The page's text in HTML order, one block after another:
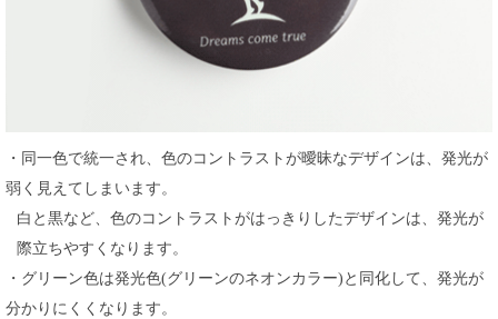
・同一色で統一され、色のコントラストが曖昧なデザインは、発光が
弱く見えてしまいます。
白と黒など、色のコントラストがはっきりしたデザインは、発光が
際立ちやすくなります。
・グリーン色は発光色(グリーンのネオンカラー)と同化して、発光が
分かりにくくなります。